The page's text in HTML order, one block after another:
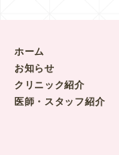
ホーム
お知らせ
クリニック紹介
医師・スタッフ紹介